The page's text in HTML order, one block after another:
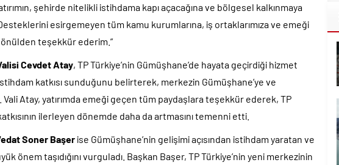
şehirde nitelikli istihdama kapı açacağına ve bölgesel kalkınmaya
esirgemeyen tüm kamu kurumlarına, iş ortaklarımıza ve emeği
teşekkür ederim.”
Cevdet Atay, TP Türkiye’nin Gümüşhane’de hayata geçirdiği hizmet
katkısı sunduğunu belirterek, merkezin Gümüşhane’ye ve
Vali Atay, yatırımda emeği geçen tüm paydaşlara teşekkür ederek, TP
ilerleyen dönemde daha da artmasını temenni etti.
Soner Başer ise Gümüşhane’nin gelişimi açısından istihdam yaratan ve
önem taşıdığını vurguladı. Başkan Başer, TP Türkiye’nin yeni merkezinin